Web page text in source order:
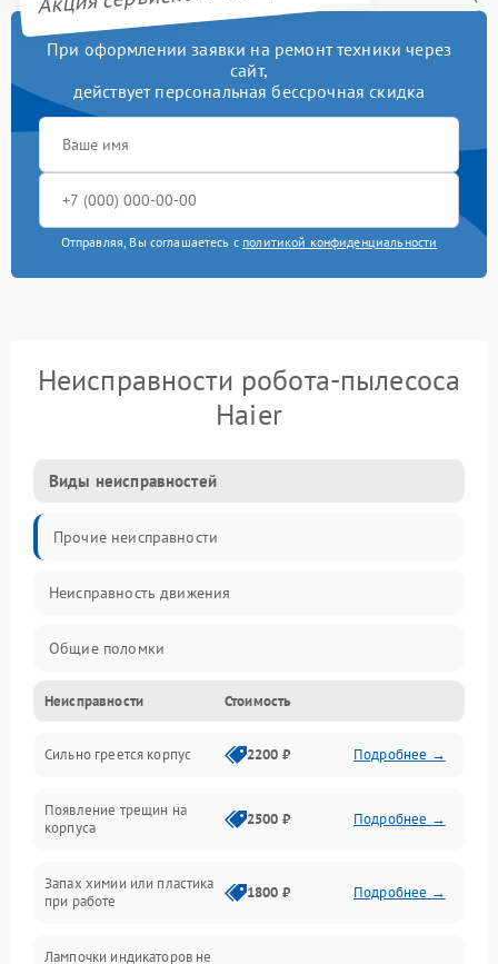
При оформлении заявки на ремонт техники через
сайт,
действует персональная бессрочная скидка
Отправляя, Вы соглашаетесь с политикой конфиденциальности
Неисправности робота-пылесоса
Haier
Виды неисправностей
Прочие неисправности
Неисправность движения
Общие поломки
Неисправность датчиков
Неисправность программного обеспечения
Проблемы с сигналом
Неисправности Стоимость
Сильно греется корпус 2200 ₽ Подробнее →
Появление трещин на
корпуса
2500 ₽ Подробнее →
Запах химии или пластика
при работе
1800 ₽ Подробнее →
Лампочки индикаторов не